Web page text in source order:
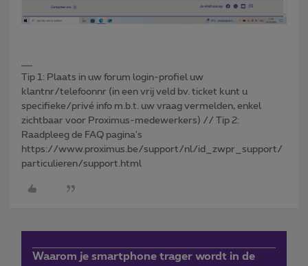
Tip 1: Plaats in uw forum login-profiel uw
klantnr/telefoonnr (in een vrij veld bv. ticket kunt u
specifieke/privé info m.b.t. uw vraag vermelden, enkel
zichtbaar voor Proximus-medewerkers) // Tip 2:
Raadpleeg de FAQ pagina's
https://www.proximus.be/support/nl/id_zwpr_support/
particulieren/support.html
Waarom je smartphone trager wordt in de